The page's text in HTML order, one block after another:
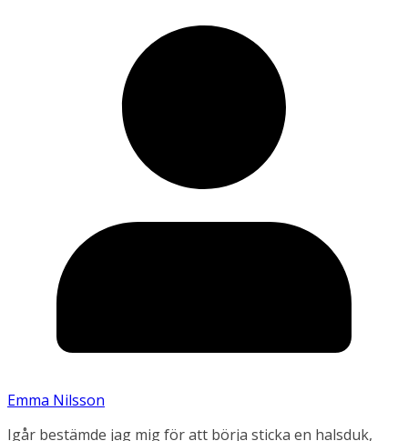
Emma Nilsson
Igår bestämde jag mig för att börja sticka en halsduk,